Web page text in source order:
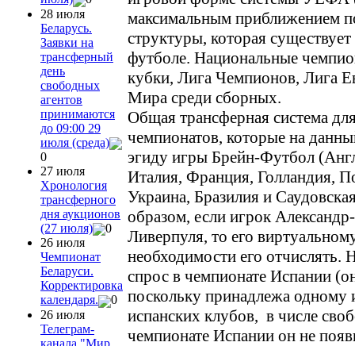
28 июля
Беларусь.
Заявки на
трансферный
день
свободных
агентов
принимаются
до 09:00 29
июля (среда)
0
27 июля
Хронология
трансферного
дня аукционов
(27 июля)
0
26 июля
Чемпионат
Беларуси.
Корректировка
календаря.
0
26 июля
Телеграм-
канала "Мир
максимальным приближением
структуры, которая
футболе. Национальные
кубки, Лига Чемпионов, Лига
Мира среди сборных.
Общая трансферная система
чемпионатов, которые на
эгиду игры Брейн-Футбол
Италия, Франция, Голландия,
Украина, Бразилия и
образом, если игрок
Ливерпуля, то его
необходимости его отчислять.
спрос в чемпионате Испании
поскольку принадлежа одному
испанских клубов, в числе
чемпионате Испании он не